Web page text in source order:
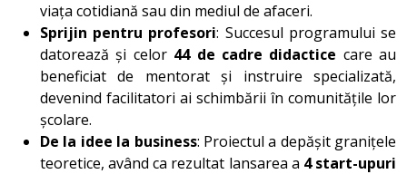
viața cotidiană sau din mediul de afaceri.
Sprijin pentru profesori: Succesul programului se
datorează și celor 44 de cadre didactice care au
beneficiat de mentorat și instruire specializată,
devenind facilitatori ai schimbării în comunitățile lor
școlare.
De la idee la business: Proiectul a depășit granițele
teoretice, având ca rezultat lansarea a 4 start-upuri